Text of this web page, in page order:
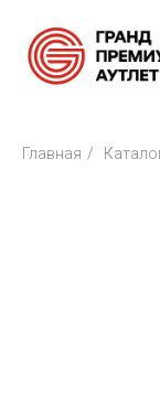
Главная /